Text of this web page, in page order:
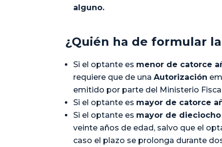
alguno.
¿Quién ha de formular
Si el optante es menor de catorce
requiere que de unaAutorización
emitido por parte del Ministerio
Si el optante es mayor de catorce
Si el optante es mayor de
veinte años de edad, salvo que el
caso el plazo se prolonga durante